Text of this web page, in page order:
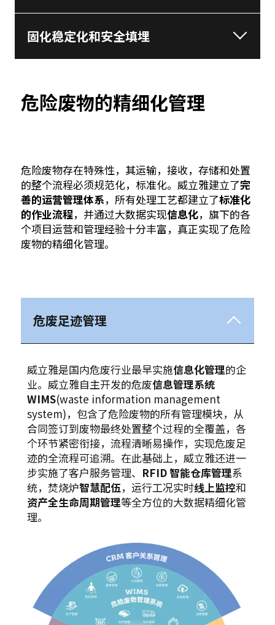
固化稳定化和安全填埋
危险废物的精细化管理
危险废物存在特殊性，其运输，接收，存储和处置
的整个流程必须规范化，标准化。威立雅建立了完
善的运营管理体系，所有处理工艺都建立了标准化
的作业流程，并通过大数据实现信息化，旗下的各
个项目运营和管理经验十分丰富，真正实现了危险
废物的精细化管理。
危废足迹管理
威立雅是国内危废行业最早实施信息化管理的企
业。威立雅自主开发的危废信息管理系统
WIMS(waste information management
system)，包含了危险废物的所有管理模块，从
合同签订到废物最终处置整个过程的全覆盖，各
个环节紧密衔接，流程清晰易操作，实现危废足
迹的全流程可追溯。在此基础上，威立雅还进一
步实施了客户服务管理、 RFID 智能仓库管理系
统，焚烧炉智慧配伍，运行工况实时线上监控和
资产全生命周期管理等全方位的大数据精细化管
理。